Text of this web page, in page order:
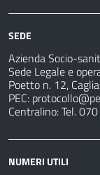
sanitarie
fare
SEDE
Azienda Socio-
Sede Legale e
Poetto n. 12,
PEC:
Centralino: Tel.
NUMERI UTILI